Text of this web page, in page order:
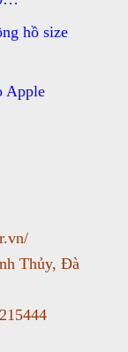
hồ size
Apple
Thủy, Đà